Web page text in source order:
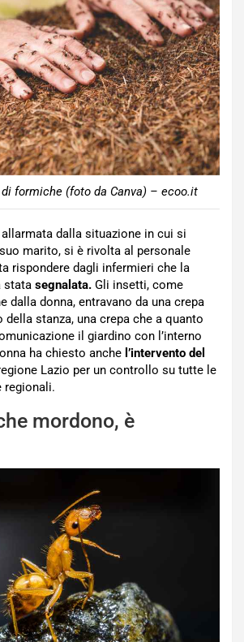
formiche (foto da Canva) – ecoo.it
allarmata dalla situazione in cui si
marito, si è rivolta al personale
rispondere dagli infermieri che la
stata segnalata. Gli insetti, come
dalla donna, entravano da una crepa
della stanza, una crepa che a quanto
il giardino con l’interno
ha chiesto anche l’intervento del
Lazio per un controllo su tutte le
regionali.
mordono, è